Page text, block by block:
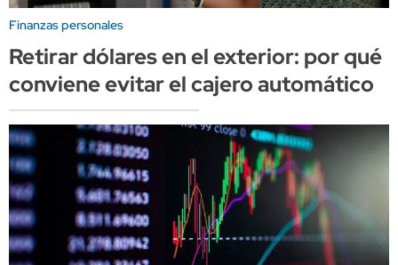
Finanzas personales
Retirar dólares en el exterior: por qué
conviene evitar el cajero automático